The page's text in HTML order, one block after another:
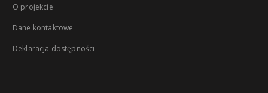
O projekcie
Dane kontaktowe
Deklaracja dostępności